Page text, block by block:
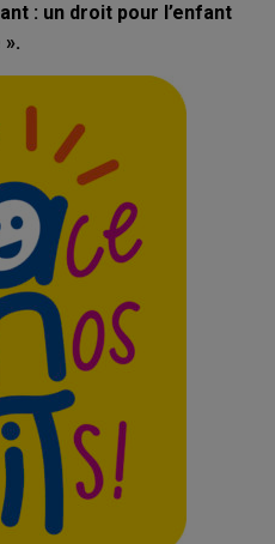
: un droit pour l’enfant